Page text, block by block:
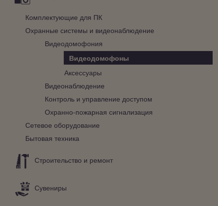
Комплектующие для ПК
Охранные системы и видеонаблюдение
Видеодомофония
Видеодомофоны
Аксессуары
Видеонаблюдение
Контроль и управление доступом
Охранно-пожарная сигнализация
Сетевое оборудование
Бытовая техника
Строительство и ремонт
Сувениры